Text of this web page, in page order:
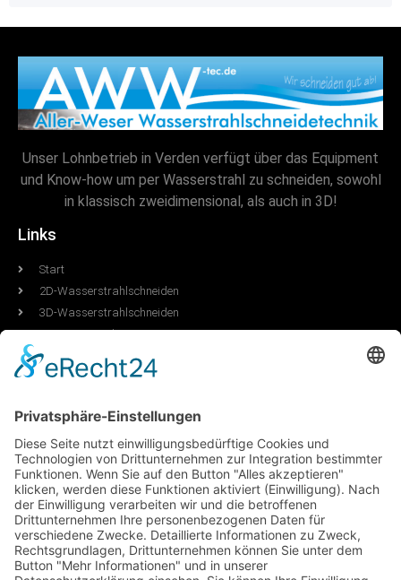
Unser Lohnbetrieb in Verden verfügt über das Equipment
und Know-how um per Wasserstrahl zu schneiden, sowohl
in klassisch zweidimensional, als auch in 3D!
Links
Start
2D-Wasserstrahlschneiden
3D-Wasserstrahlschneiden
Weitere Dienstleistungen
Über Uns
Impressum
Öffnungszeiten
Mo. - Do.: 7:30 Uhr - 15:45 Uhr
Fr.: 7:30 Uhr - 12:45 Uhr
Kontakt